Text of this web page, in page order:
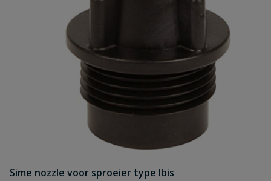
Sime nozzle voor sproeier type Ibis